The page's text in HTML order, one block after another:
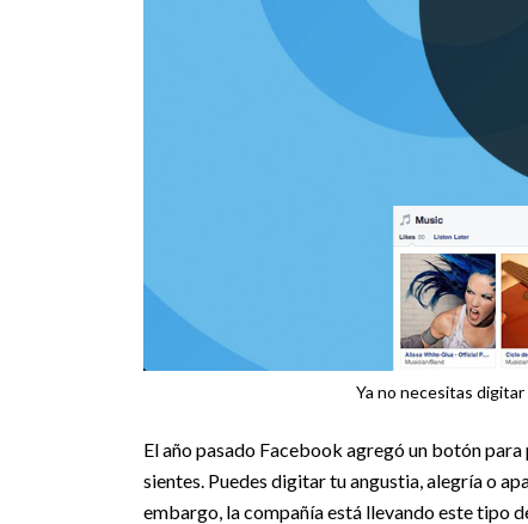
Ya no necesitas
El año pasado Facebook agregó un botón
sientes. Puedes digitar tu angustia, alegría o
embargo, la compañía está llevando este tipo